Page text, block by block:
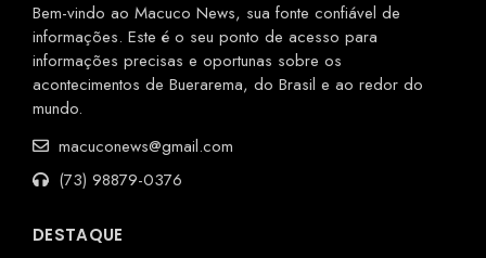
Bem-vindo ao Macuco News, sua fonte confiável de
informações. Este é o seu ponto de acesso para
informações precisas e oportunas sobre os
acontecimentos de Buerarema, do Brasil e ao redor do
mundo.
macuconews@gmail.com
(73) 98879-0376
DESTAQUE